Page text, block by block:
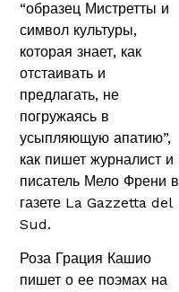
“образец Мистретты и
символ культуры,
которая знает, как
отстаивать и
предлагать, не
погружаясь в
усыпляющую апатию”,
как пишет журналист и
писатель Мело Френи в
газете La Gazzetta del
Sud.
Роза Грация Кашио
пишет о ее поэмах на